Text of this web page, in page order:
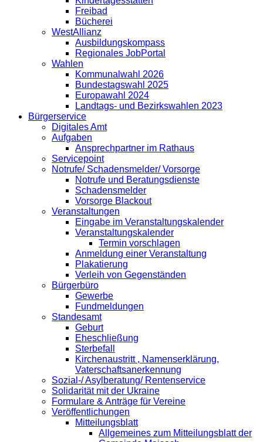
Freibad
Bücherei
WestAllianz
Ausbildungskompass
Regionales JobPortal
Wahlen
Kommunalwahl 2026
Bundestagswahl 2025
Europawahl 2024
Landtags- und Bezirkswahlen 2023
Bürgerservice
Digitales Amt
Aufgaben
Ansprechpartner im Rathaus
Servicepoint
Notrufe/ Schadensmelder/ Vorsorge
Notrufe und Beratungsdienste
Schadensmelder
Vorsorge Blackout
Veranstaltungen
Eingabe im Veranstaltungskalender
Veranstaltungskalender
Termin vorschlagen
Anmeldung einer Veranstaltung
Plakatierung
Verleih von Gegenständen
Bürgerbüro
Gewerbe
Fundmeldungen
Standesamt
Geburt
Eheschließung
Sterbefall
Kirchenaustritt , Namenserklärung,
Vaterschaftsanerkennung
Sozial-/ Asylberatung/ Rentenservice
Solidarität mit der Ukraine
Formulare & Anträge für Vereine
Veröffentlichungen
Mitteilungsblatt
Allgemeines zum Mitteilungsblatt der